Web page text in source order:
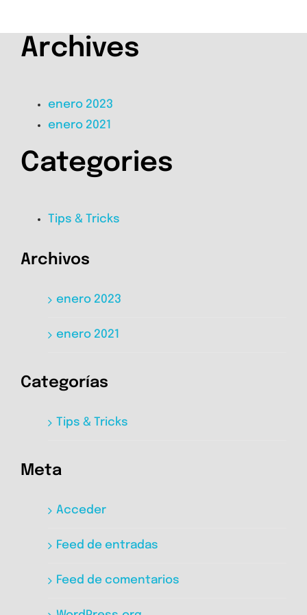
Archives
enero 2023
enero 2021
Categories
Tips & Tricks
Archivos
enero 2023
enero 2021
Categorías
Tips & Tricks
Meta
Acceder
Feed de entradas
Feed de comentarios